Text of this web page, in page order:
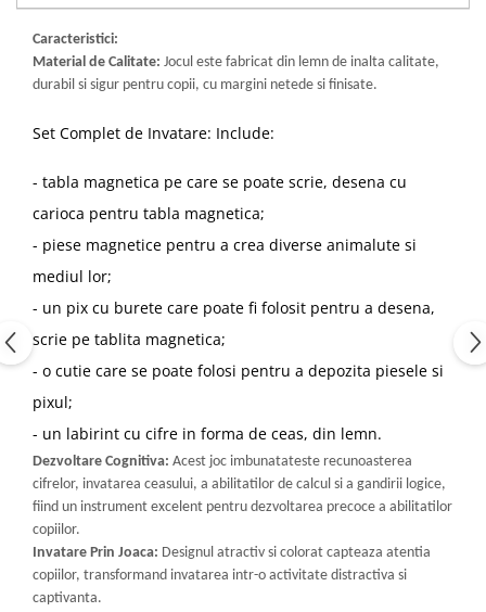
Caracteristici:
Material de Calitate: Jocul este fabricat din lemn de inalta calitate,
durabil si sigur pentru copii, cu margini netede si finisate.
Set Complet de Invatare: Include:
- tabla magnetica pe care se poate scrie, desena cu
carioca pentru tabla magnetica;
- piese magnetice pentru a crea diverse animalute si
mediul lor;
- un pix cu burete care poate fi folosit pentru a desena,
scrie pe tablita magnetica;
- o cutie care se poate folosi pentru a depozita piesele si
pixul;
- un labirint cu cifre in forma de ceas, din lemn.
Dezvoltare Cognitiva: Acest joc imbunatateste recunoasterea
cifrelor, invatarea ceasului, a abilitatilor de calcul si a gandirii logice,
fiind un instrument excelent pentru dezvoltarea precoce a abilitatilor
copiilor.
Invatare Prin Joaca: Designul atractiv si colorat capteaza atentia
copiilor, transformand invatarea intr-o activitate distractiva si
captivanta.